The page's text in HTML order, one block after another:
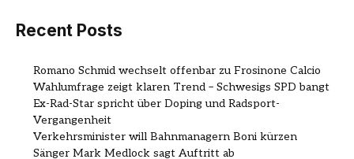
Recent Posts
Romano Schmid wechselt offenbar zu Frosinone Calcio
Wahlumfrage zeigt klaren Trend – Schwesigs SPD bangt
Ex-Rad-Star spricht über Doping und Radsport-
Vergangenheit
Verkehrsminister will Bahnmanagern Boni kürzen
Sänger Mark Medlock sagt Auftritt ab